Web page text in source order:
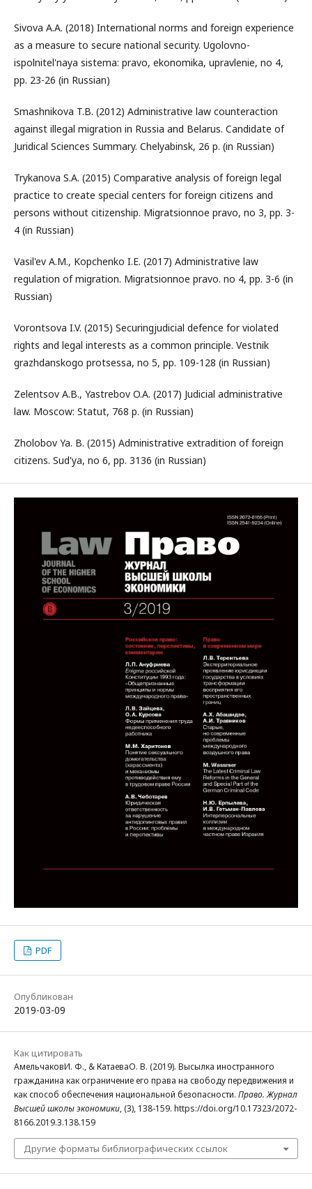
Sivova A.A. (2018) International norms and foreign experience
as a measure to secure national security. Ugolovno-
ispolnitel'naya sistema: pravo, ekonomika, upravlenie, no 4,
pp. 23-26 (in Russian)
Smashnikova T.B. (2012) Administrative law counteraction
against illegal migration in Russia and Belarus. Candidate of
Juridical Sciences Summary. Chelyabinsk, 26 p. (in Russian)
Trykanova S.A. (2015) Comparative analysis of foreign legal
practice to create special centers for foreign citizens and
persons without citizenship. Migratsionnoe pravo, no 3, pp. 3-
4 (in Russian)
Vasil'ev A.M., Kopchenko I.E. (2017) Administrative law
regulation of migration. Migratsionnoe pravo. no 4, pp. 3-6 (in
Russian)
Vorontsova I.V. (2015) Securingjudicial defence for violated
rights and legal interests as a common principle. Vestnik
grazhdanskogo protsessa, no 5, pp. 109-128 (in Russian)
Zelentsov A.B., Yastrebov O.A. (2017) Judicial administrative
law. Moscow: Statut, 768 p. (in Russian)
Zholobov Ya. B. (2015) Administrative extradition of foreign
citizens. Sud'ya, no 6, pp. 3136 (in Russian)
PDF
Опубликован
2019-03-09
Как цитировать
АмельчаковИ. Ф., & КатаеваО. В. (2019). Высылка иностранного
гражданина как ограничение его права на свободу передвижения и
как способ обеспечения национальной безопасности. Право. Журнал
Высшей школы экономики, (3), 138-159. https://doi.org/10.17323/2072-
8166.2019.3.138.159
Другие форматы библиографических ссылок